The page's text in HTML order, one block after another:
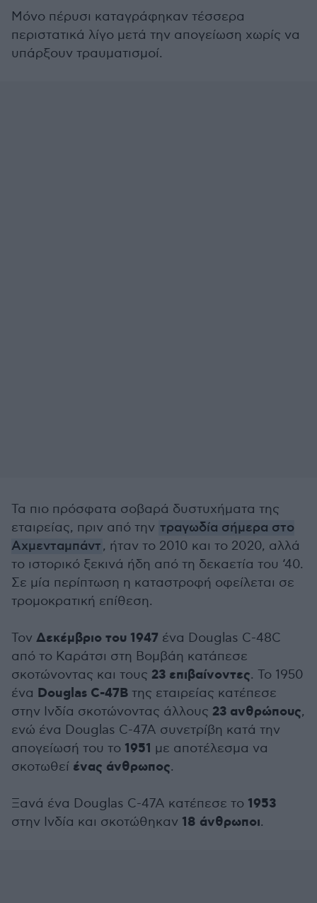
Μόνο πέρυσι καταγράφηκαν τέσσερα
περιστατικά λίγο μετά την απογείωση χωρίς να
υπάρξουν τραυματισμοί.
Τα πιο πρόσφατα σοβαρά δυστυχήματα της
εταιρείας, πριν από την τραγωδία σήμερα στο
Αχμενταμπάντ, ήταν το 2010 και το 2020, αλλά
το ιστορικό ξεκινά ήδη από τη δεκαετία του ‘40.
Σε μία περίπτωση η καταστροφή οφείλεται σε
τρομοκρατική επίθεση.
Τον Δεκέμβριο του 1947 ένα Douglas C-48C
από το Καράτσι στη Βομβάη κατάπεσε
σκοτώνοντας και τους 23 επιβαίνοντες. Το 1950
ένα Douglas C-47B της εταιρείας κατέπεσε
στην Ινδία σκοτώνοντας άλλους 23 ανθρώπους,
ενώ ένα Douglas C-47A συνετρίβη κατά την
απογείωσή του το 1951 με αποτέλεσμα να
σκοτωθεί ένας άνθρωπος.
Ξανά ένα Douglas C-47A κατέπεσε το 1953
στην Ινδία και σκοτώθηκαν 18 άνθρωποι.